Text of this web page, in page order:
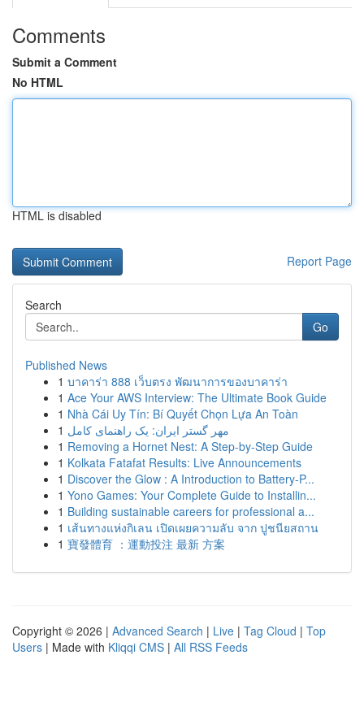
Comments
Submit a Comment
No HTML
HTML is disabled
Report Page
Search
Go
Published News
1 บาคาร่า 888 เว็บตรง พัฒนาการของบาคาร่า
1 Ace Your AWS Interview: The Ultimate Book Guide
1 Nhà Cái Uy Tín: Bí Quyết Chọn Lựa An Toàn
1 مهر گستر ایران: یک راهنمای کامل
1 Removing a Hornet Nest: A Step-by-Step Guide
1 Kolkata Fatafat Results: Live Announcements
1 Discover the Glow : A Introduction to Battery-P...
1 Yono Games: Your Complete Guide to Installin...
1 Building sustainable careers for professional a...
1 เส้นทางแห่งกิเลน เปิดเผยความลับ จาก ปูชนียสถาน
1 寶發體育 ：運動投注 最新 方案
Copyright © 2026 | Advanced Search | Live | Tag Cloud | Top
Users | Made with Kliqqi CMS | All RSS Feeds